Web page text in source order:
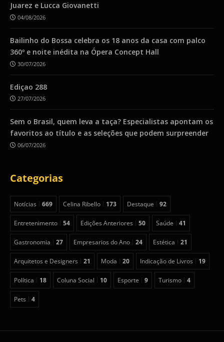
Juarez e Lucca Giovanetti
04/08/2026
Bailinho do Bossa celebra os 18 anos da casa com palco
360º e noite inédita na Ópera Concept Hall
30/07/2026
Ediçao 288
27/07/2026
Sem o Brasil, quem leva a taça? Especialistas apontam os
favoritos ao título e as seleções que podem surpreender
06/07/2026
Categorias
Notícias 669 Celina Ribello 173 Destaque 92
Entretenimento 54 Edições Anteriores 50 Saúde 41
Gastronomia 27 Empresarios do Ano 24 Estética 21
Arquitetos e Designers 21 Moda 20 Indicação de Livros 19
Política 18 Coluna Social 10 Esporte 9 Turismo 4
Pets 4